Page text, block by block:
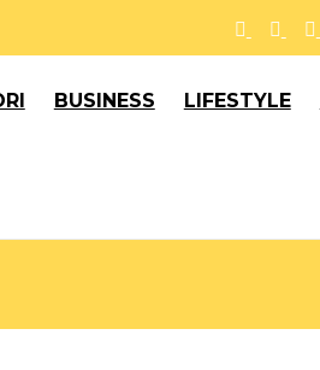
BUSINESS LIFESTYLE